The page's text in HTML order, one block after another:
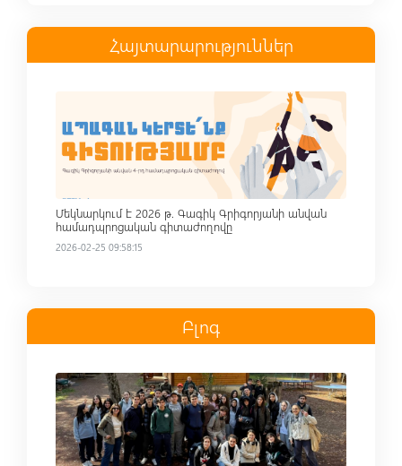
Հայտարարություններ
Մեկնարկում է 2026 թ. Գագիկ Գրիգորյանի անվան
համադպրոցական գիտաժողովը
2026-02-25 09:58:15
Բլոգ
Read more